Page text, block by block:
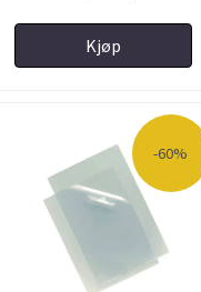
Kjøp
-60%